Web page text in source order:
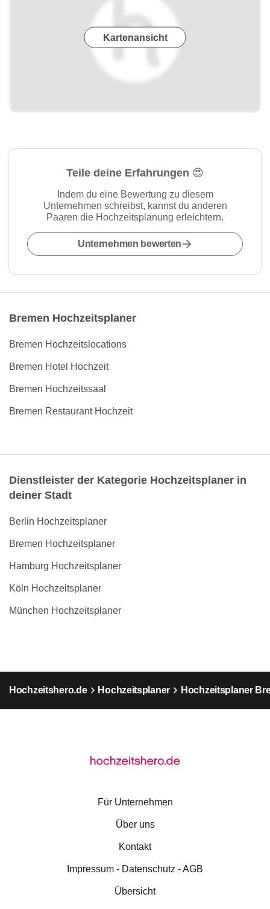
Kartenansicht
Teile deine Erfahrungen 😍
Indem du eine Bewertung zu diesem
Unternehmen schreibst, kannst du anderen
Paaren die Hochzeitsplanung erleichtern.
Unternehmen bewerten
Bremen Hochzeitsplaner
Bremen Hochzeitslocations
Bremen Hotel Hochzeit
Bremen Hochzeitssaal
Bremen Restaurant Hochzeit
Dienstleister der Kategorie Hochzeitsplaner in
deiner Stadt
Berlin Hochzeitsplaner
Bremen Hochzeitsplaner
Hamburg Hochzeitsplaner
Köln Hochzeitsplaner
München Hochzeitsplaner
Hochzeitshero.de Hochzeitsplaner Hochzeitsplaner
Für Unternehmen
Über uns
Kontakt
Impressum - Datenschutz - AGB
Übersicht